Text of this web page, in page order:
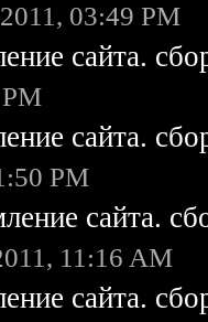
03:49 PM
сайта.
сайта.
PM
сайта.
11:16 AM
сайта.